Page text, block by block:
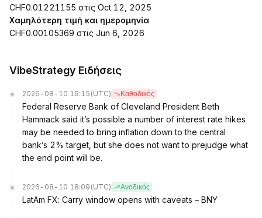
CHF0.01221155 στις Oct 12, 2025
Χαμηλότερη τιμή και ημερομηνία
CHF0.00105369 στις Jun 6, 2026
VibeStrategy Ειδήσεις
2026-08-10 19:15 (UTC) Καθοδικός
Federal Reserve Bank of Cleveland President Beth
Hammack said it’s possible a number of interest rate hikes
may be needed to bring inflation down to the central
bank’s 2% target, but she does not want to prejudge what
the end point will be.
2026-08-10 18:09 (UTC) Ανοδικός
LatAm FX: Carry window opens with caveats – BNY